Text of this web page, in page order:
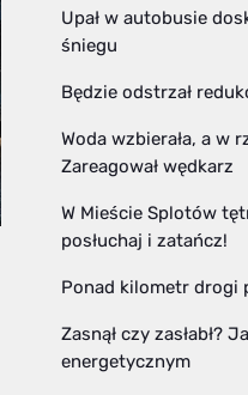
Upał w autobusie
śniegu
Będzie odstrzał
Woda wzbierała, a w
Zareagował wędkarz
W Mieście Splotów
posłuchaj i zatańcz!
Ponad kilometr drogi
Zasnął czy zasłabł?
energetycznym